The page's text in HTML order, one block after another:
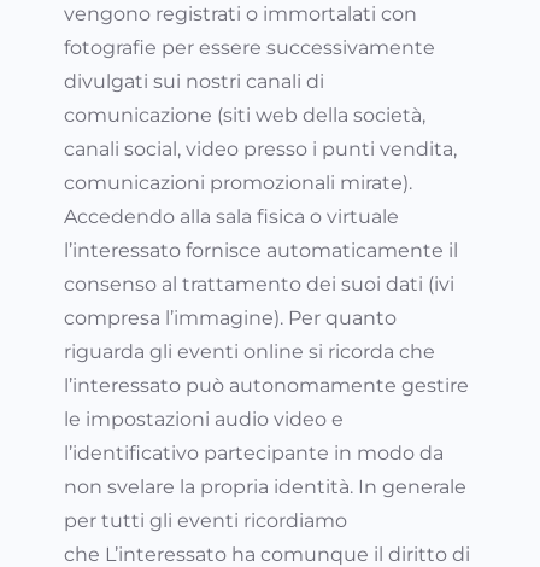
vengono registrati o immortalati con
fotografie per essere successivamente
divulgati sui nostri canali di
comunicazione (siti web della società,
canali social, video presso i punti vendita,
comunicazioni promozionali mirate).
Accedendo alla sala fisica o virtuale
l’interessato fornisce automaticamente il
consenso al trattamento dei suoi dati (ivi
compresa l’immagine). Per quanto
riguarda gli eventi online si ricorda che
l’interessato può autonomamente gestire
le impostazioni audio video e
l’identificativo partecipante in modo da
non svelare la propria identità. In generale
per tutti gli eventi ricordiamo
che L’interessato ha comunque il diritto di